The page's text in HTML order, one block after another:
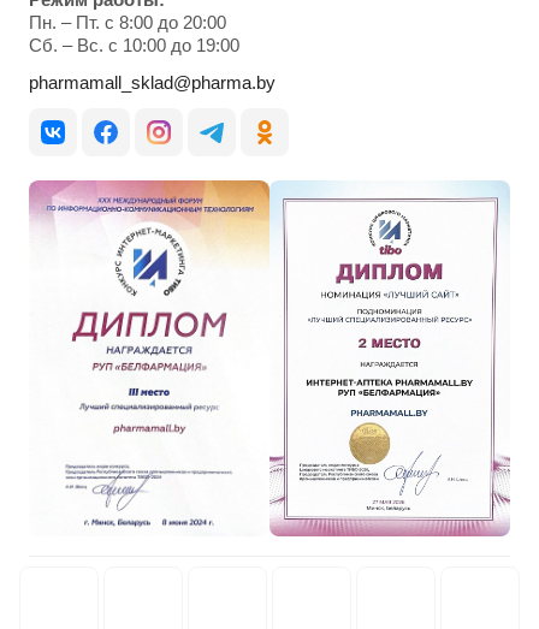
Пн. – Пт. с 8:00 до 20:00
Cб. – Вс. с 10:00 до 19:00
pharmamall_sklad@pharma.by